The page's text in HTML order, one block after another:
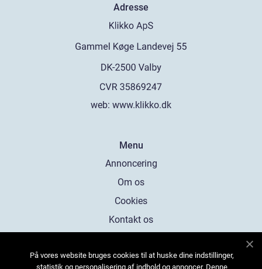
Adresse
web: www.klikko.dk
Menu
Annoncering
Om os
Cookies
Kontakt os
På vores website bruges cookies til at huske dine indstillinger,
statistik og personalisering af indhold og annoncer. Denne